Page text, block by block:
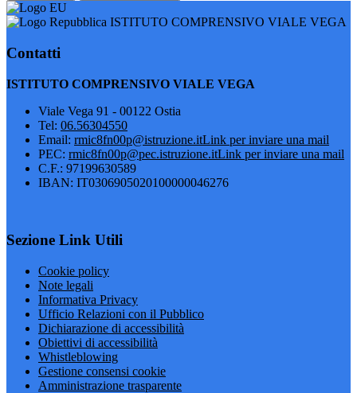
ISTITUTO COMPRENSIVO VIALE VEGA
Contatti
ISTITUTO COMPRENSIVO VIALE VEGA
Viale Vega 91 - 00122 Ostia
Tel: 06.56304550
Email: rmic8fn00p@istruzione.itLink per inviare una mail
PEC: rmic8fn00p@pec.istruzione.itLink per inviare una mail
C.F.: 97199630589
IBAN: IT0306905020100000046276
Sezione Link Utili
Cookie policy
Note legali
Informativa Privacy
Ufficio Relazioni con il Pubblico
Dichiarazione di accessibilità
Obiettivi di accessibilità
Whistleblowing
Gestione consensi cookie
Amministrazione trasparente